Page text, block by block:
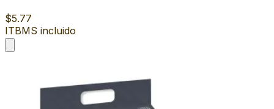
$5.77
ITBMS incluido